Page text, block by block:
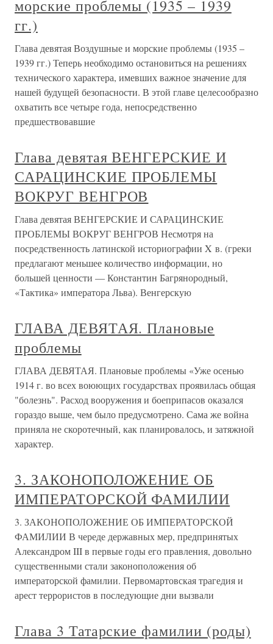
морские проблемы (1935 – 1939
гг.)
Глава девятая Воздушные и морские проблемы (1935 –
1939 гг.) Теперь необходимо остановиться на решениях
технического характера, имевших важное значение для
нашей будущей безопасности. В этой главе целесообразно
охватить все четыре года, непосредственно
предшествовавшие
Глава девятая ВЕНГЕРСКИЕ И
САРАЦИНСКИЕ ПРОБЛЕМЫ
ВОКРУГ ВЕНГРОВ
Глава девятая ВЕНГЕРСКИЕ И САРАЦИНСКИЕ
ПРОБЛЕМЫ ВОКРУГ ВЕНГРОВ Несмотря на
посредственность латинской историографии X в. (греки
предлагают меньшее количество информации, но
большей ценности — Константин Багрянородный,
«Тактика» императора Льва). Венгерскую
ГЛАВА ДЕВЯТАЯ. Плановые
проблемы
ГЛАВА ДЕВЯТАЯ. Плановые проблемы «Уже осенью
1914 г. во всех воюющих государствах проявилась общая
"болезнь". Расход вооружения и боеприпасов оказался
гораздо выше, чем было предусмотрено. Сама же война
приняла не скоротечный, как планировалось, и затяжной
характер.
3. ЗАКОНОПОЛОЖЕНИЕ ОБ
ИМПЕРАТОРСКОЙ ФАМИЛИИ
3. ЗАКОНОПОЛОЖЕНИЕ ОБ ИМПЕРАТОРСКОЙ
ФАМИЛИИ В череде державных мер, предпринятых
Александром III в первые годы его правления, довольно
существенными стали законоположения об
императорской фамилии. Первомартовская трагедия и
арест террористов в последующие дни вызвали
Глава 3 Татарские фамилии (роды)